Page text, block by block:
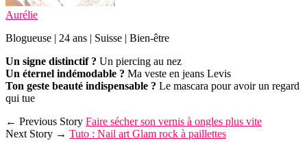
Aurélie
Blogueuse | 24 ans | Suisse | Bien-être
Un signe distinctif ? Un piercing au nez
Un éternel indémodable ? Ma veste en jeans Levis
Ton geste beauté indispensable ? Le mascara pour avoir un regard
qui tue
← Previous Story Faire sécher son vernis à ongles plus vite
Next Story → Tuto : Nail art Glam rock à paillettes